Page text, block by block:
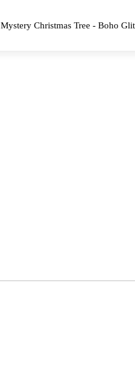
Mystery Christmas Tree - Boho